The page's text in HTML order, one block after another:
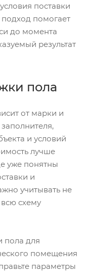
поставки
помогает
до момента
результат
пола
от марки и
и условий
лучше
уже понятны
и
учитывать не
всю схему
пола для
помещения
параметры